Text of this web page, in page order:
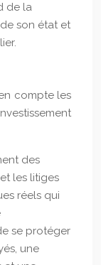
de la
son état et
compte les
des
les litiges
réels qui
se protéger
une